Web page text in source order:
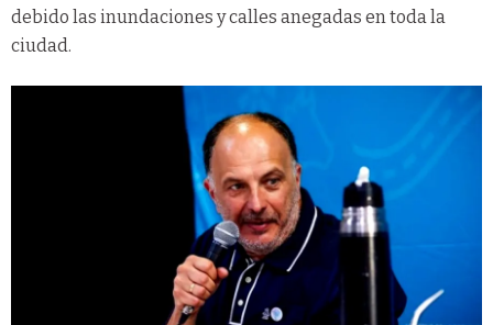
debido las inundaciones y calles anegadas en toda la
ciudad.